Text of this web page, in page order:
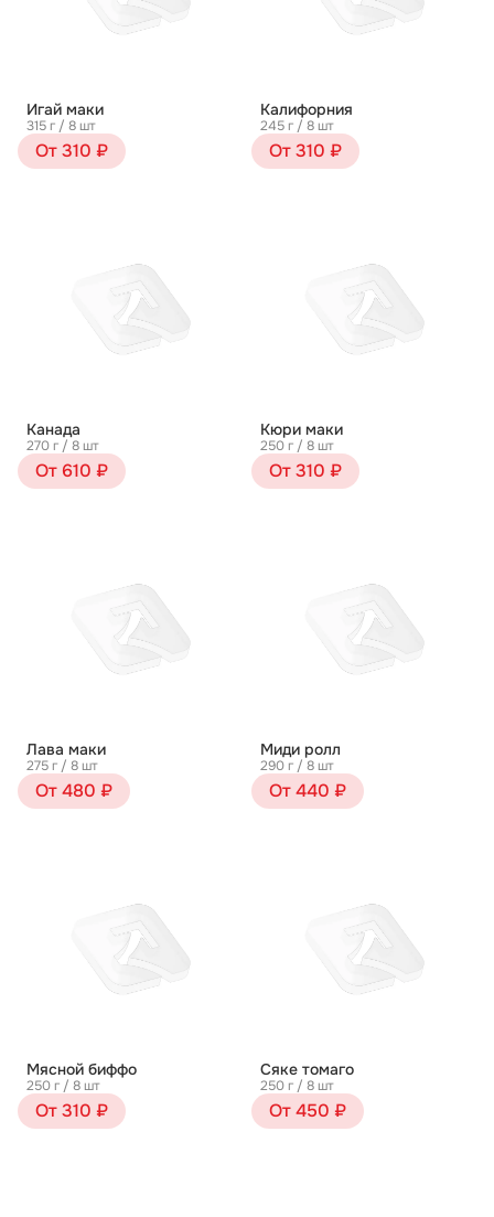
Игай маки
315 г / 8 шт
От 310 ₽
Калифорния
245 г / 8 шт
От 310 ₽
Канада
270 г / 8 шт
От 610 ₽
Кюри маки
250 г / 8 шт
От 310 ₽
Лава маки
275 г / 8 шт
От 480 ₽
Миди ролл
290 г / 8 шт
От 440 ₽
Мясной биффо
250 г / 8 шт
От 310 ₽
Сяке томаго
250 г / 8 шт
От 450 ₽